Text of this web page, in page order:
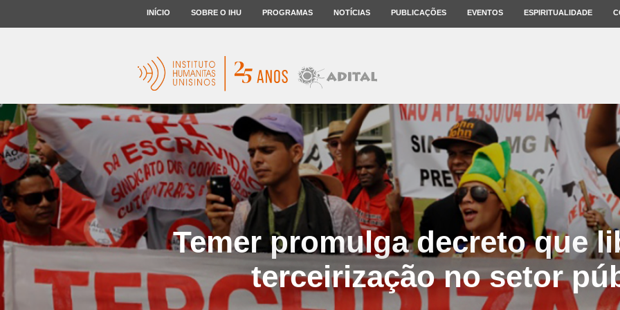
INÍCIO SOBRE O IHU PROGRAMAS NOTÍCIAS PUBLICAÇÕES EVENTOS ESPIRITUALIDADE
Temer promulga decreto que
terceirização no setor